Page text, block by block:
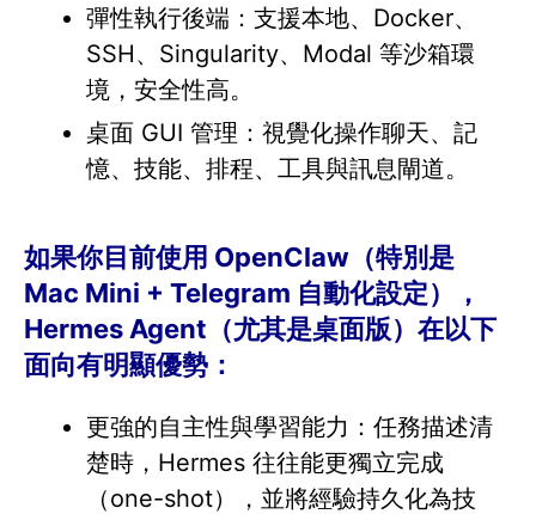
彈性執行後端：支援本地、Docker、
SSH、Singularity、Modal 等沙箱環
境，安全性高。
桌面 GUI 管理：視覺化操作聊天、記
憶、技能、排程、工具與訊息閘道。
如果你目前使用 OpenClaw（特別是
Mac Mini + Telegram 自動化設定），
Hermes Agent（尤其是桌面版）在以下
面向有明顯優勢：
更強的自主性與學習能力：任務描述清
楚時，Hermes 往往能更獨立完成
（one-shot），並將經驗持久化為技